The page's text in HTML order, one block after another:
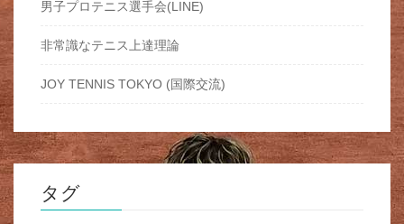
男子プロテニス選手会(LINE)
非常識なテニス上達理論
JOY TENNIS TOKYO (国際交流)
タグ